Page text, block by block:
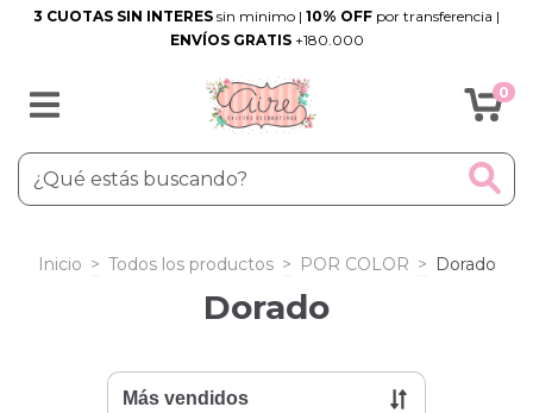
3 CUOTAS SIN INTERES sin minimo | 10% OFF por transferencia |
ENVÍOS GRATIS+180.000
0
Inicio > Todos los productos > POR COLOR > Dorado
Dorado